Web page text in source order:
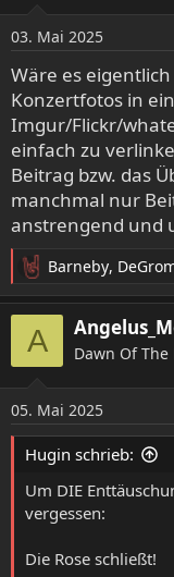
n
e
n
:
03. Mai 2025
Wäre es
Konzertfotos in
Imgur/Flickr/
einfach zu
Beitrag bzw. das
manchmal nur
anstrengend und
R
e
a
n
e
n
Barneby,
A Dawn Of The
05. Mai 2025
Hugin schrieb:
Um DIE
vergessen:
Die Rose schließt!